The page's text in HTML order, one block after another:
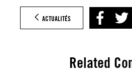
ACTUALITÉS
Related